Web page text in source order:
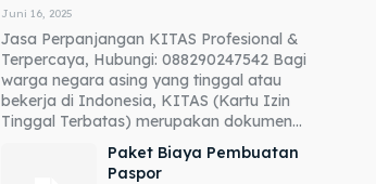
Juni 16, 2025
Jasa Perpanjangan KITAS Profesional &
Terpercaya, Hubungi: 088290247542 Bagi
warga negara asing yang tinggal atau
bekerja di Indonesia, KITAS (Kartu Izin
Tinggal Terbatas) merupakan dokumen...
Paket Biaya Pembuatan
Paspor